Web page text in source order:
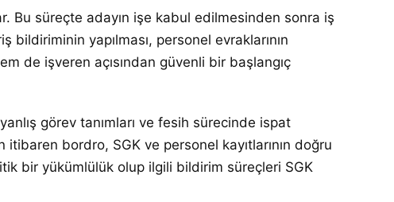
Bu süreçte adayın işe kabul edilmesinden sonra iş
bildiriminin yapılması, personel evraklarının
de işveren açısından güvenli bir başlangıç
görev tanımları ve fesih sürecinde ispat
itibaren bordro, SGK ve personel kayıtlarının doğru
bir yükümlülük olup ilgili bildirim süreçleri SGK